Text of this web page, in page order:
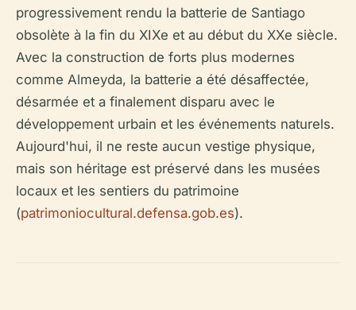
progressivement rendu la batterie de Santiago
obsolète à la fin du XIXe et au début du XXe siècle.
Avec la construction de forts plus modernes
comme Almeyda, la batterie a été désaffectée,
désarmée et a finalement disparu avec le
développement urbain et les événements naturels.
Aujourd'hui, il ne reste aucun vestige physique,
mais son héritage est préservé dans les musées
locaux et les sentiers du patrimoine
(patrimoniocultural.defensa.gob.es).